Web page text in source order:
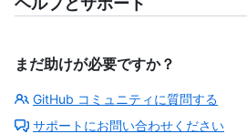
まだ助けが必要ですか？
GitHub コミュニティに質問する
サポートにお問い合わせください